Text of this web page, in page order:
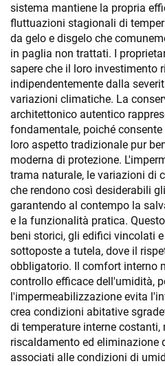
sistema mantiene la propria
fluttuazioni stagionali di
da gelo e disgelo che
in paglia non trattati. I
sapere che il loro investimento
indipendentemente dalla
variazioni climatiche. La
architettonico autentico
fondamentale, poiché
loro aspetto tradizionale pur
moderna di protezione.
trama naturale, le variazioni di
che rendono così desiderabili
garantendo al contempo la
e la funzionalità pratica.
beni storici, gli edifici vincolati
sottoposte a tutela, dove il
obbligatorio. Il comfort interno
controllo efficace dell'umidità,
l'impermeabilizzazione evita
crea condizioni abitative
di temperature interne costanti,
riscaldamento ed eliminazione
associati alle condizioni di